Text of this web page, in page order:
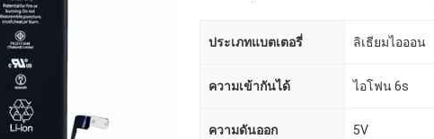
ประเภทแบตเตอรี่ ลิเธียมไอออน
ความเข้ากันได้ ไอโฟน 6s
ความดันออก 5V